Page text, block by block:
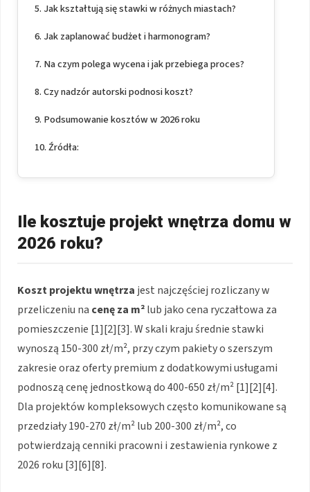
Jak kształtują się stawki w różnych miastach?
Jak zaplanować budżet i harmonogram?
Na czym polega wycena i jak przebiega proces?
Czy nadzór autorski podnosi koszt?
Podsumowanie kosztów w 2026 roku
Źródła:
Ile kosztuje projekt wnętrza domu w
2026 roku?
Koszt projektu wnętrza jest najczęściej rozliczany w
przeliczeniu na cenę za m²lub jako cena ryczałtowa za
pomieszczenie [1][2][3]. W skali kraju średnie stawki
wynoszą 150-300 zł/m², przy czym pakiety o szerszym
zakresie oraz oferty premium z dodatkowymi usługami
podnoszą cenę jednostkową do 400-650 zł/m² [1][2][4].
Dla projektów kompleksowych często komunikowane są
przedziały 190-270 zł/m² lub 200-300 zł/m², co
potwierdzają cenniki pracowni i zestawienia rynkowe z
2026 roku [3][6][8].